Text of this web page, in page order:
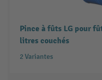
Pince à fûts LG pour
litres couchés
2 Variantes